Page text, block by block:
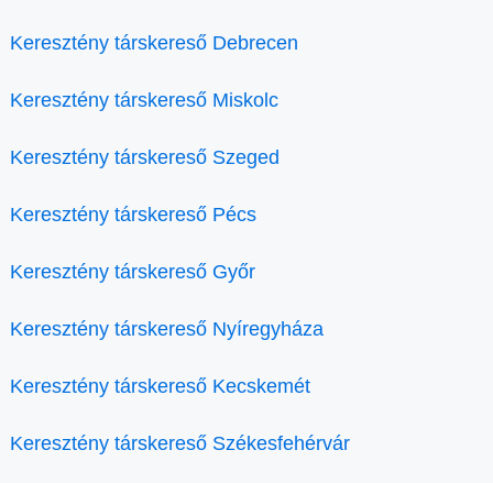
Keresztény társkereső Debrecen
Keresztény társkereső Miskolc
Keresztény társkereső Szeged
Keresztény társkereső Pécs
Keresztény társkereső Győr
Keresztény társkereső Nyíregyháza
Keresztény társkereső Kecskemét
Keresztény társkereső Székesfehérvár